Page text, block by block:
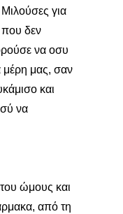
για
που δεν
να οσυ
μέρη μας, σαν
και
να
ώμους και
από τη